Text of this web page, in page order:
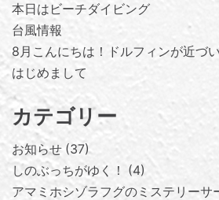
本日はビーチダイビング
台風情報
8月こんにちは！ドルフィンが近づ
はじめまして
カテゴリー
お知らせ 37
しのぶっちがゆく！
4
アマミホシゾラフグのミステリーサ